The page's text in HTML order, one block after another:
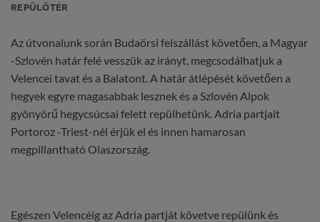
REPÜLŐTÉR
Az útvonalunk során Budaörsi felszállást követően, a Magyar
-Szlovén határ felé vesszük az irányt, megcsodálhatjuk a
Velencei tavat és a Balatont. A határ átlépését követően a
hegyek egyre magasabbak lesznek és a Szlovén Alpok
gyönyörű hegycsúcsai felett repülhetünk. Adria partjait
Portoroz -Triest-nél érjük el és innen hamarosan
megpillantható Olaszország.
Egészen Velencéig az Adria partját követve repülünk és